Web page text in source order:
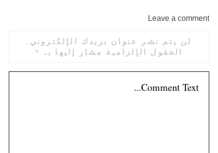
Leave a comment
لن يتم نشر عنوان بريدك الإلكتروني.
الحقول الإلزامية مشار إليها بـ *